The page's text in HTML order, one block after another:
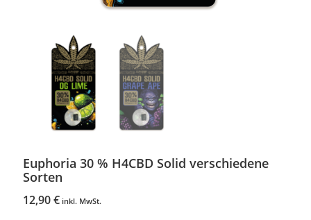
Euphoria 30 % H4CBD Solid verschiedene
Sorten
12,90€ inkl. MwSt.